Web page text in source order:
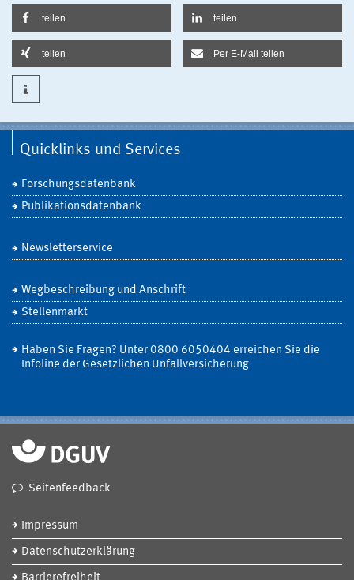
teilen teilen
teilen Per E-Mail teilen
Quicklinks und Services
Forschungsdatenbank
Publikationsdatenbank
Newsletterservice
Wegbeschreibung und Anschrift
Stellenmarkt
Haben Sie Fragen? Unter 0800 6050404 erreichen Sie die
Infoline der Gesetzlichen Unfallversicherung
Seitenfeedback
Impressum
Datenschutzerklärung